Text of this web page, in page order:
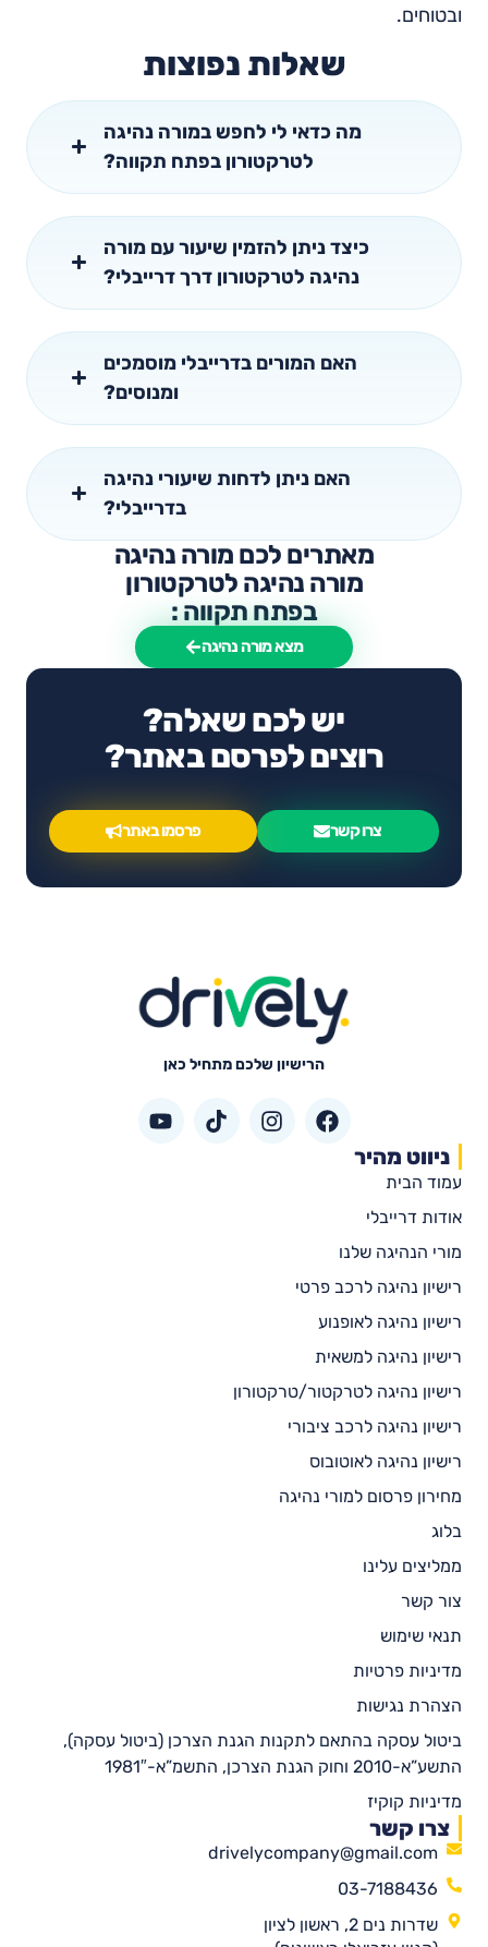
ובטוחים.
שאלות נפוצות
מה כדאי לי לחפש במורה נהיגה
לטרקטורון בפתח תקווה?
כיצד ניתן להזמין שיעור עם מורה
נהיגה לטרקטורון דרך דרייבלי?
האם המורים בדרייבלי מוסמכים
ומנוסים?
האם ניתן לדחות שיעורי נהיגה
בדרייבלי?
מאתרים לכם מורה נהיגה
מורה נהיגה לטרקטורון
בפתח תקווה :
מצא מורה נהיגה
יש לכם שאלה?
רוצים לפרסם באתר?
צרו קשר פרסמו באתר
הרישיון שלכם מתחיל כאן
ניווט מהיר
עמוד הבית
אודות דרייבלי
מורי הנהיגה שלנו
רישיון נהיגה לרכב פרטי
רישיון נהיגה לאופנוע
רישיון נהיגה למשאית
רישיון נהיגה לטרקטור/טרקטורון
רישיון נהיגה לרכב ציבורי
רישיון נהיגה לאוטובוס
מחירון פרסום למורי נהיגה
בלוג
ממליצים עלינו
צור קשר
תנאי שימוש
מדיניות פרטיות
הצהרת נגישות
ביטול עסקה בהתאם לתקנות הגנת הצרכן (ביטול עסקה),
התשע”א-2010 וחוק הגנת הצרכן, התשמ”א-1981″
מדיניות קוקיז
צרו קשר
drivelycompany@gmail.com
03-7188436
שדרות נים 2, ראשון לציון